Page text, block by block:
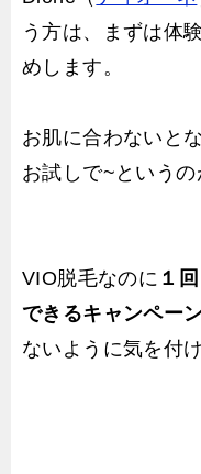
う方は、まずは体
めします。
お肌に合わないと
お試しで~というの
VIO脱毛なのに １
できるキャンペー
ないように気を付